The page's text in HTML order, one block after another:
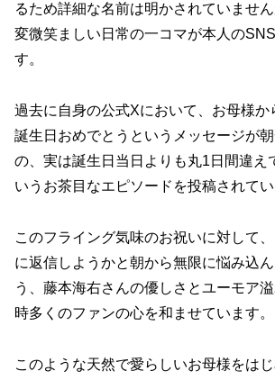
るため詳細な名前は明かされていませ
変微笑ましい日常の一コマが本人の
す。
過去に自身の公式Xにおいて、お母様か
誕生日おめでとうというメッセージが
の、実は誕生日当日よりも丸1日間違え
いうお茶目なエピソードを投稿されてい
このフライング気味のお祝いに対して
に返信しようかと朝から無限に悩み込
う、藤本海右さんの優しさとユーモア
時多くのファンの心を和ませています。
このような天然で愛らしいお母様をは